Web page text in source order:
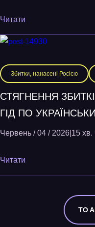
Читати
Збитки, нанасені Росією
СТЯГНЕННЯ
ГІД ПО
Червень / 04 / 2026 15 хв.
Читати
TO